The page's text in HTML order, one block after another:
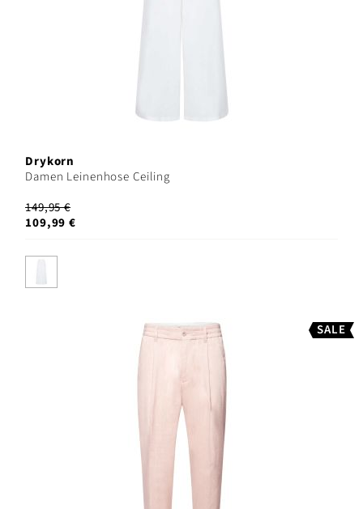
Drykorn
Damen Leinenhose Ceiling
149,95 €
109,99 €
SALE